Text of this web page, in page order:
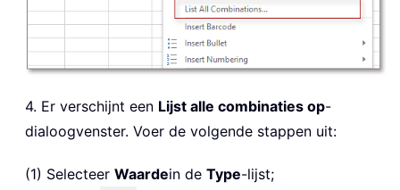
4. Er verschijnt een Lijst alle combinaties op-
dialoogvenster. Voer de volgende stappen uit:
(1) Selecteer Waardein de Type-lijst;